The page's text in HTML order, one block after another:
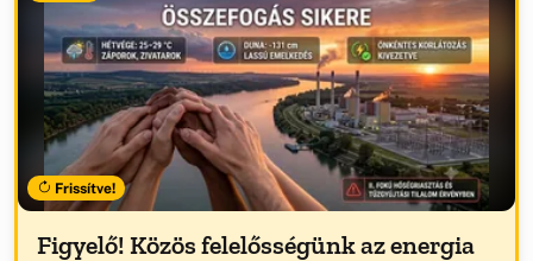
Frissítve!
Figyelő! Közös felelősségünk az energia